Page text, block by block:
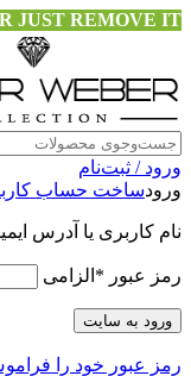
JUST REMOVE IT…
ورود / ثبت‌نام
ورودساخت حساب
نام کاربری یا آدرس
رمز عبور * الزامی
ورود به سایت
رمز عبور خود را